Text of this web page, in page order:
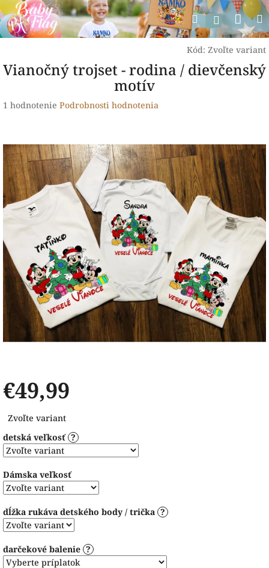
Prejsť
na
obsah
Hľadať
Kód: Zvoľte variant
Vianočný trojset - rodina / dievčenský
motív
Priemerné
5,0
hviezdičiek.
1 hodnotenie Podrobnosti hodnotenia
€49,99
cena:
Zvoľte variant
detská veľkosť ?
Dámska veľkosť
dĺžka rukáva detského body / trička ?
darčekové balenie ?